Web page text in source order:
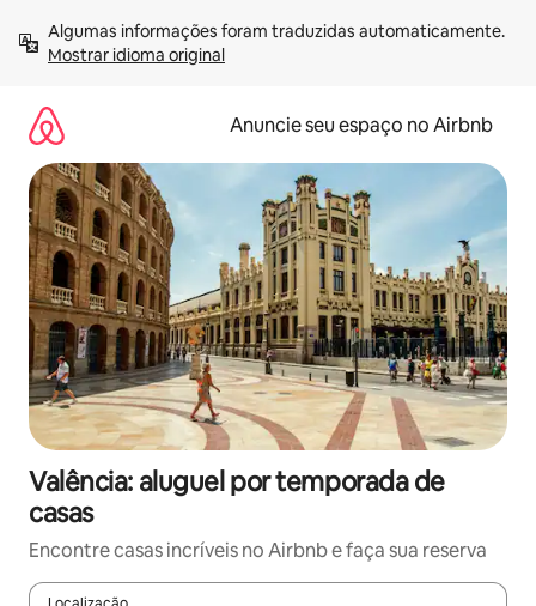
para
Mostrar idioma original
Anuncie seu espaço no Airbnb
Valência: aluguel por temporada de
casas
Encontre casas incríveis no Airbnb e faça sua reserva